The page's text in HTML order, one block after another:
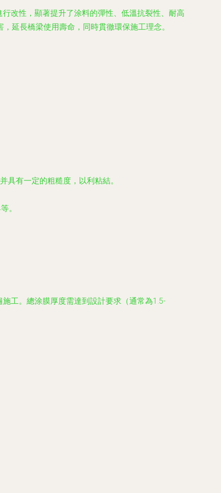
改性，顯著提升了涂料的彈性、低溫抗裂性、耐高
延長橋梁使用壽命，同時貫徹環保施工理念。
具有一定的粗糙度，以利粘結。
。
工。總涂膜厚度需達到設計要求（通常為1.5-